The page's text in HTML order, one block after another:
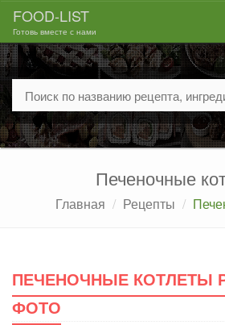
FOOD-LIST
Готовь вместе с нами
Печеночные
Главная Рецепты
ПЕЧЕНОЧНЫЕ КОТЛЕТЫ
ФОТО